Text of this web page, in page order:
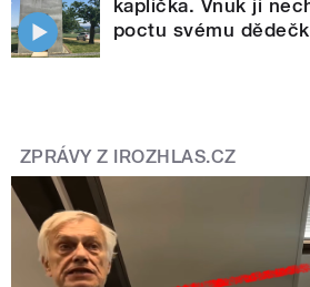
kaplička. Vnuk ji
poctu svému
ZPRÁVY Z IROZHLAS.CZ